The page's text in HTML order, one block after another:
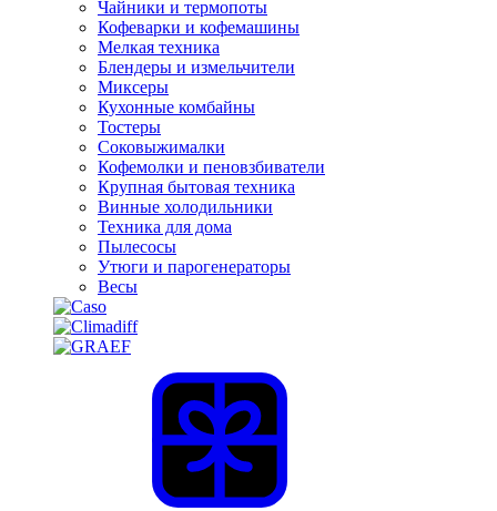
Чайники и термопоты
Кофеварки и кофемашины
Мелкая техника
Блендеры и измельчители
Миксеры
Кухонные комбайны
Тостеры
Соковыжималки
Кофемолки и пеновзбиватели
Крупная бытовая техника
Винные холодильники
Техника для дома
Пылесосы
Утюги и парогенераторы
Весы